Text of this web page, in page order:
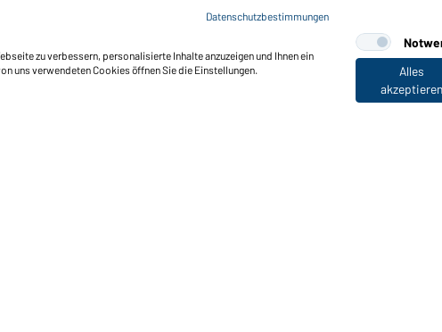
Datenschutzbestimmungen
zu verbessern, personalisierte Inhalte anzuzeigen und Ihnen ein
uns verwendeten Cookies öffnen Sie die Einstellungen.
Alles
akzeptieren